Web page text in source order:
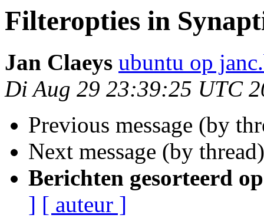
Filteropties in
Jan Claeys ubuntu op
Di Aug 29 23:39:25 UTC
Previous message (by
Next message (by
Berichten gesorteerd
] [ auteur ]